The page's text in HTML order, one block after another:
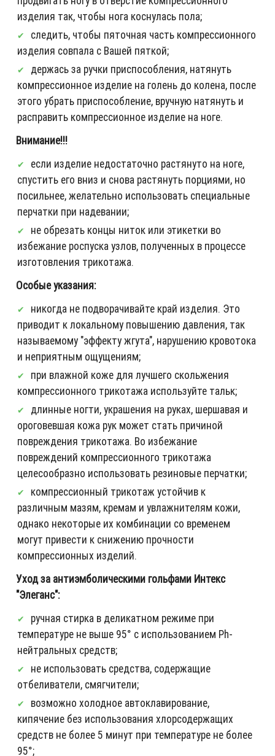
изделия так, чтобы нога коснулась пола;
следить, чтобы пяточная часть компрессионного
изделия совпала с Вашей пяткой;
держась за ручки приспособления, натянуть
компрессионное изделие на голень до колена, после
этого убрать приспособление, вручную натянуть и
расправить компрессионное изделие на ноге.
Внимание!!!
если изделие недостаточно растянуто на ноге,
спустить его вниз и снова растянуть порциями, но
посильнее, желательно использовать специальные
перчатки при надевании;
не обрезать концы ниток или этикетки во
избежание роспуска узлов, полученных в процессе
изготовления трикотажа.
Особые указания:
никогда не подворачивайте край изделия. Это
приводит к локальному повышению давления, так
называемому "эффекту жгута", нарушению кровотока
и неприятным ощущениям;
при влажной коже для лучшего скольжения
компрессионного трикотажа используйте тальк;
длинные ногти, украшения на руках, шершавая и
ороговевшая кожа рук может стать причиной
повреждения трикотажа. Во избежание
повреждений компрессионного трикотажа
целесообразно использовать резиновые перчатки;
компрессионный трикотаж устойчив к
различным мазям, кремам и увлажнителям кожи,
однако некоторые их комбинации со временем
могут привести к снижению прочности
компрессионных изделий.
Уход за антиэмболическими гольфами Интекс
"Элеганс":
ручная стирка в деликатном режиме при
температуре не выше 95° с использованием Ph-
нейтральных средств;
не использовать средства, содержащие
отбеливатели, смягчители;
возможно холодное автоклавирование,
кипячение без использования хлорсодержащих
средств не более 5 минут при температуре не более
95°;